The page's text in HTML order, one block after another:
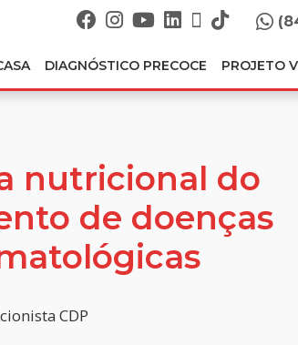
DIAGNÓSTICO PRECOCE PROJETO
nutricional do
de doenças
CDP